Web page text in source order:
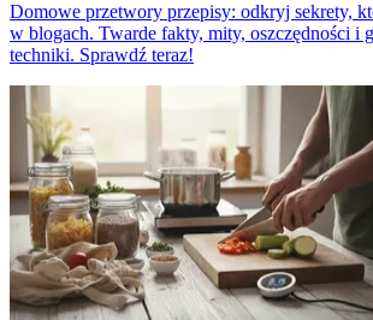
Domowe przetwory przepisy: odkryj sekrety,
w blogach. Twarde fakty, mity, oszczędności i
techniki. Sprawdź teraz!